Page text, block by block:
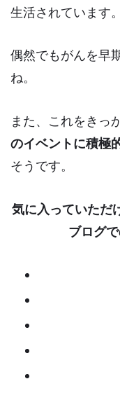
生活されています。
偶然でもがんを早
ね。
また、これをきっ
のイベントに積極
そうです。
気に入っていただ
ブログ